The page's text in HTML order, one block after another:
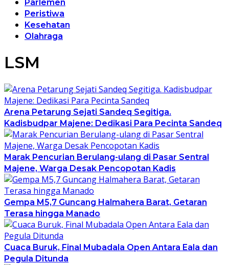
Parlemen
Peristiwa
Kesehatan
Olahraga
LSM
Arena Petarung Sejati Sandeq Segitiga.
Kadisbudpar Majene: Dedikasi Para Pecinta Sandeq
Marak Pencurian Berulang-ulang di Pasar Sentral
Majene, Warga Desak Pencopotan Kadis
Gempa M5,7 Guncang Halmahera Barat, Getaran
Terasa hingga Manado
Cuaca Buruk, Final Mubadala Open Antara Eala dan
Pegula Ditunda